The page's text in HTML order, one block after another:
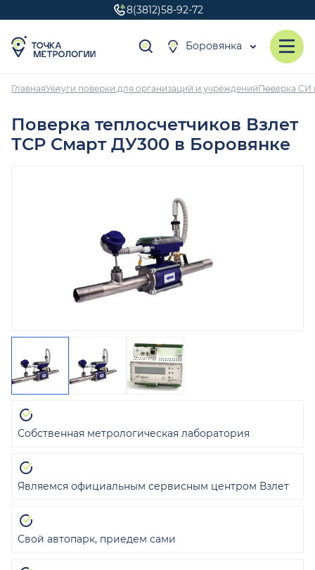
8(3812)58-92-72
Боровянка
ГлавнаяУслуги поверки для организаций и учрежденийПоверка СИ
Поверка теплосчетчиков Взлет
ТСР Смарт ДУ300 в Боровянке
Собственная метрологическая лаборатория
Являемся официальным сервисным центром Взлет
Свой автопарк, приедем сами